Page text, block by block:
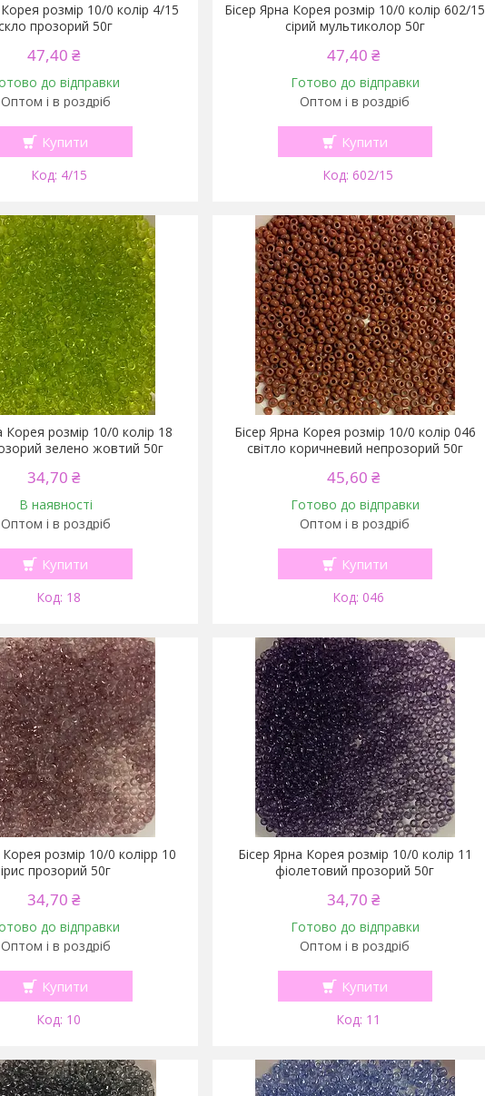
розмір 10/0 колір 4/15
прозорий 50г
47,40 ₴
до відправки
Оптом і в роздріб
Купити
4/15
Бісер Ярна Корея розмір 10/0 колір 602/15
сірий мультиколор 50г
47,40 ₴
Готово до відправки
Оптом і в роздріб
Купити
602/15
Корея розмір 10/0 колір 18
зелено жовтий 50г
34,70 ₴
В наявності
Оптом і в роздріб
Купити
18
Бісер Ярна Корея розмір 10/0 колір 046
світло коричневий непрозорий 50г
45,60 ₴
Готово до відправки
Оптом і в роздріб
Купити
046
Корея розмір 10/0 колірр 10
ірис прозорий 50г
34,70 ₴
до відправки
Оптом і в роздріб
Купити
10
Бісер Ярна Корея розмір 10/0 колір 11
фіолетовий прозорий 50г
34,70 ₴
Готово до відправки
Оптом і в роздріб
Купити
11